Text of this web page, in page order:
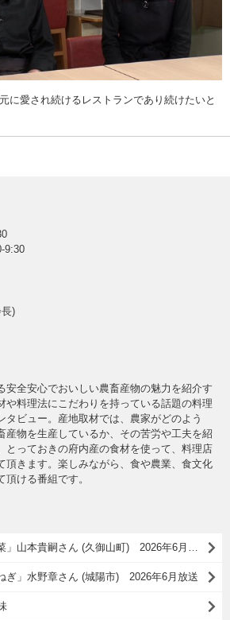
に愛され続けるレストランであり続けたいと
9:30
)
安全安心でおいしい農畜産物の魅力を紹介す
や料理法にこだわりを持っている話題の料理
タビュー。産地取材では、農家がどのよう
産物を生産しているか、その苦労や工夫を紹
とっておきの府内産の食材を使って、料理店
頂きます。楽しみながら、食や農業、食文化
ける番組です。
ぎ」水野章さん (城陽市) 2026年6月放送